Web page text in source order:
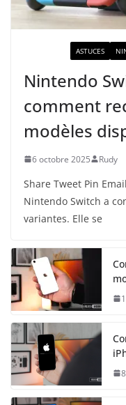
ASTUCES
Nintendo
comment
modèles
6 octobre 2025 Rudy
Share Tweet Pin
Nintendo Switch a
variantes. Elle se